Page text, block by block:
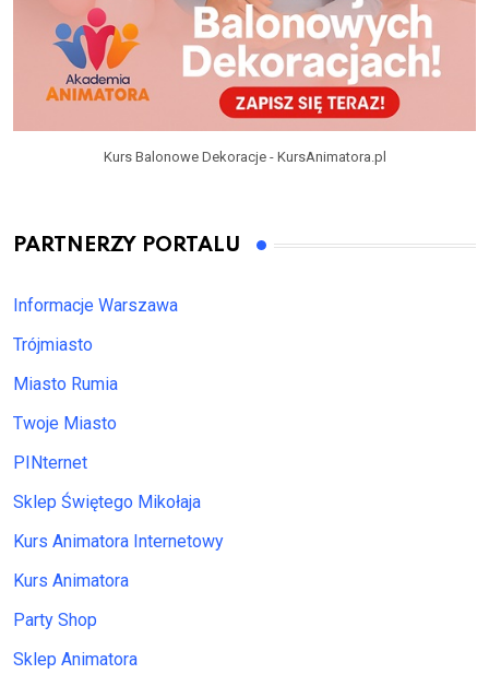
Kurs Balonowe Dekoracje - KursAnimatora.pl
PARTNERZY PORTALU
Informacje Warszawa
Trójmiasto
Miasto Rumia
Twoje Miasto
PINternet
Sklep Świętego Mikołaja
Kurs Animatora Internetowy
Kurs Animatora
Party Shop
Sklep Animatora